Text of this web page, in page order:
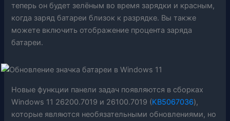
теперь он будет зелёным во время зарядки и красным,
когда заряд батареи близок к разрядке. Вы также
можете включить отображение процента заряда
батареи.
Новые функции панели задач появляются в сборках
Windows 11 26200.7019 и 26100.7019 (KB5067036),
которые являются необязательными обновлениями, но